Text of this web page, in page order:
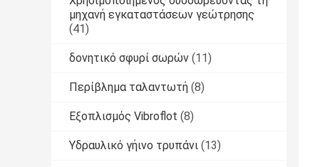
μηχανή εγκαταστάσεων γεώτρησης
(41)
δονητικό σφυρί σωρών (11)
Περίβλημα ταλαντωτή (8)
Εξοπλισμός Vibroflot (8)
Υδραυλικό γήινο τρυπάνι (13)